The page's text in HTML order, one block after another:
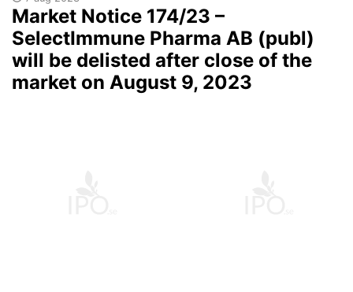
Market Notice 174/23 –
SelectImmune Pharma AB (publ)
will be delisted after close of the
market on August 9, 2023